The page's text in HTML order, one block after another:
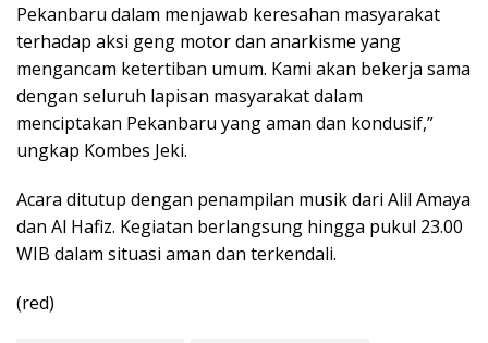
Pekanbaru dalam menjawab keresahan masyarakat
terhadap aksi geng motor dan anarkisme yang
mengancam ketertiban umum. Kami akan bekerja sama
dengan seluruh lapisan masyarakat dalam
menciptakan Pekanbaru yang aman dan kondusif,”
ungkap Kombes Jeki.
Acara ditutup dengan penampilan musik dari Alil Amaya
dan Al Hafiz. Kegiatan berlangsung hingga pukul 23.00
WIB dalam situasi aman dan terkendali.
(red)